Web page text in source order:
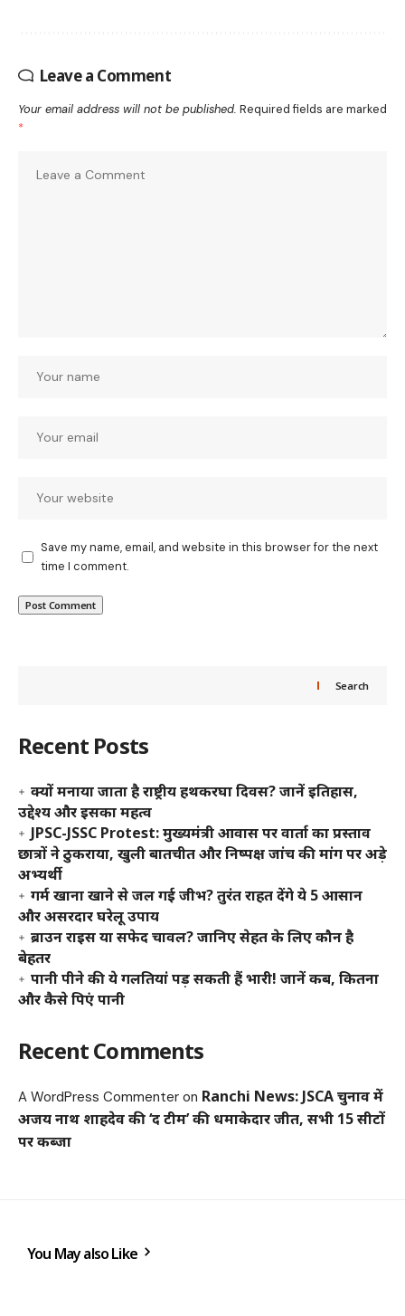
Leave a Comment
Your email address will not be published. Required fields are marked
*
Save my name, email, and website in this browser for the next
time I comment.
Search
Recent Posts
क्यों मनाया जाता है राष्ट्रीय हथकरघा दिवस? जानें इतिहास,
उद्देश्य और इसका महत्व
JPSC-JSSC Protest: मुख्यमंत्री आवास पर वार्ता का प्रस्ताव
छात्रों ने ठुकराया, खुली बातचीत और निष्पक्ष जांच की मांग पर अड़े
अभ्यर्थी
गर्म खाना खाने से जल गई जीभ? तुरंत राहत देंगे ये 5 आसान
और असरदार घरेलू उपाय
ब्राउन राइस या सफेद चावल? जानिए सेहत के लिए कौन है
बेहतर
पानी पीने की ये गलतियां पड़ सकती हैं भारी! जानें कब, कितना
और कैसे पिएं पानी
Recent Comments
A WordPress Commenter on Ranchi News: JSCA चुनाव में
अजय नाथ शाहदेव की ‘द टीम’ की धमाकेदार जीत, सभी 15 सीटों
पर कब्जा
You May also Like